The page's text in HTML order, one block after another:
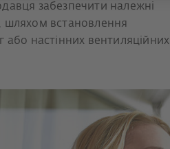
забезпечити належні
шляхом встановлення
або настінних вентиляційних